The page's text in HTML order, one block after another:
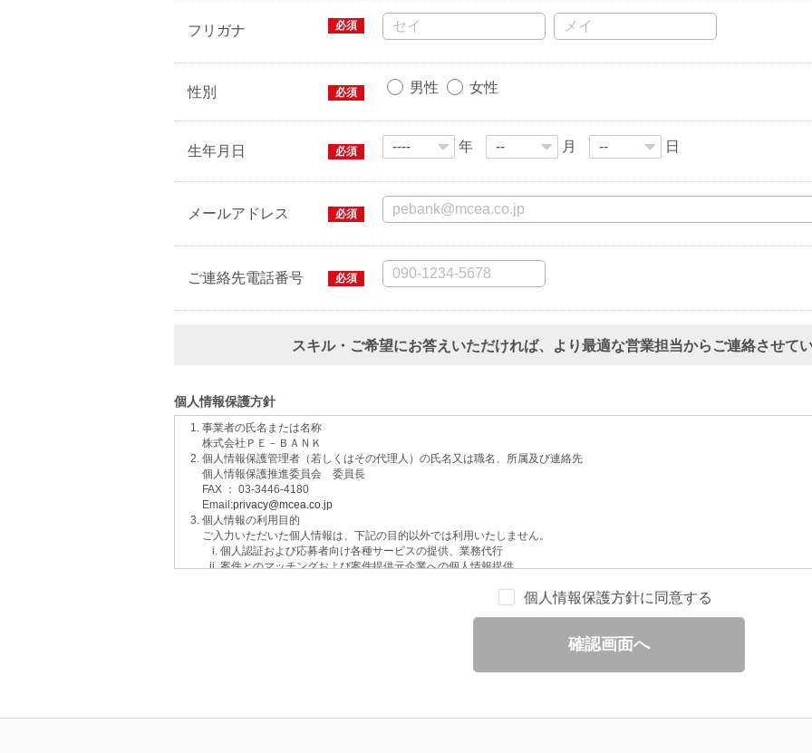
フリガナ 必須
性別 必須 男性 女性
生年月日 必須 年 月 日
メールアドレス 必須
ご連絡先電話番号 必須
スキル・ご希望にお答えいただければ、より最適な営業担当からご連絡させて
個人情報保護方針
事業者の氏名または名称
株式会社ＰＥ－ＢＡＮＫ
個人情報保護管理者（若しくはその代理人）の氏名又は職名、所属及び連絡先
個人情報保護推進委員会 委員長
FAX ： 03-3446-4180
Email:privacy@mcea.co.jp
個人情報の利用目的
ご入力いただいた個人情報は、下記の目的以外では利用いたしません。
個人認証および応募者向け各種サービスの提供、業務代行
案件とのマッチングおよび案件提供元企業への個人情報提供
当社運営のウェブサイト訪問前にクリックされている広告の情報（クリック日や広告掲載サイトなど）を取得のうえ、情
取得した個人情報は法令等による場合を除いて第三者に提供することはありません。
保有個人データの開示等および問い合わせ窓口について
個人情報保護方針に同意する
確認画面へ